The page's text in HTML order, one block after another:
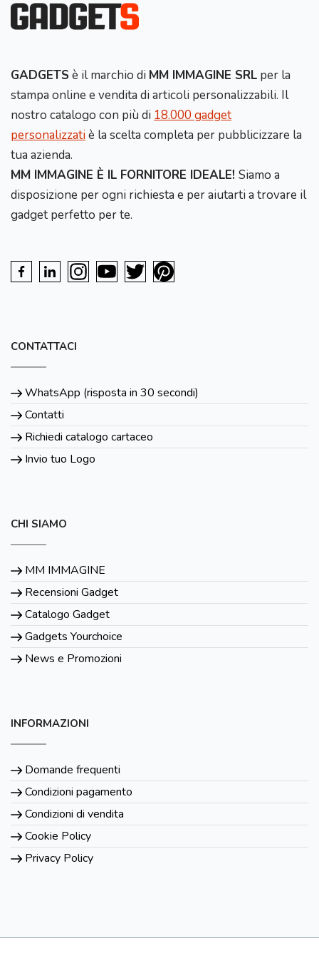
GADGETS è il marchio di MM IMMAGINE SRL per la
stampa online e vendita di articoli personalizzabili. Il
nostro catalogo con più di 18.000 gadget
personalizzatiè la scelta completa per pubblicizzare la
tua azienda.
MM IMMAGINE È IL FORNITORE IDEALE! Siamo a
disposizione per ogni richiesta e per aiutarti a trovare il
gadget perfetto per te.
CONTATTACI
WhatsApp (risposta in 30 secondi)
Contatti
Richiedi catalogo cartaceo
Invio tuo Logo
CHI SIAMO
MM IMMAGINE
Recensioni Gadget
Catalogo Gadget
Gadgets Yourchoice
News e Promozioni
INFORMAZIONI
Domande frequenti
Condizioni pagamento
Condizioni di vendita
Cookie Policy
Privacy Policy